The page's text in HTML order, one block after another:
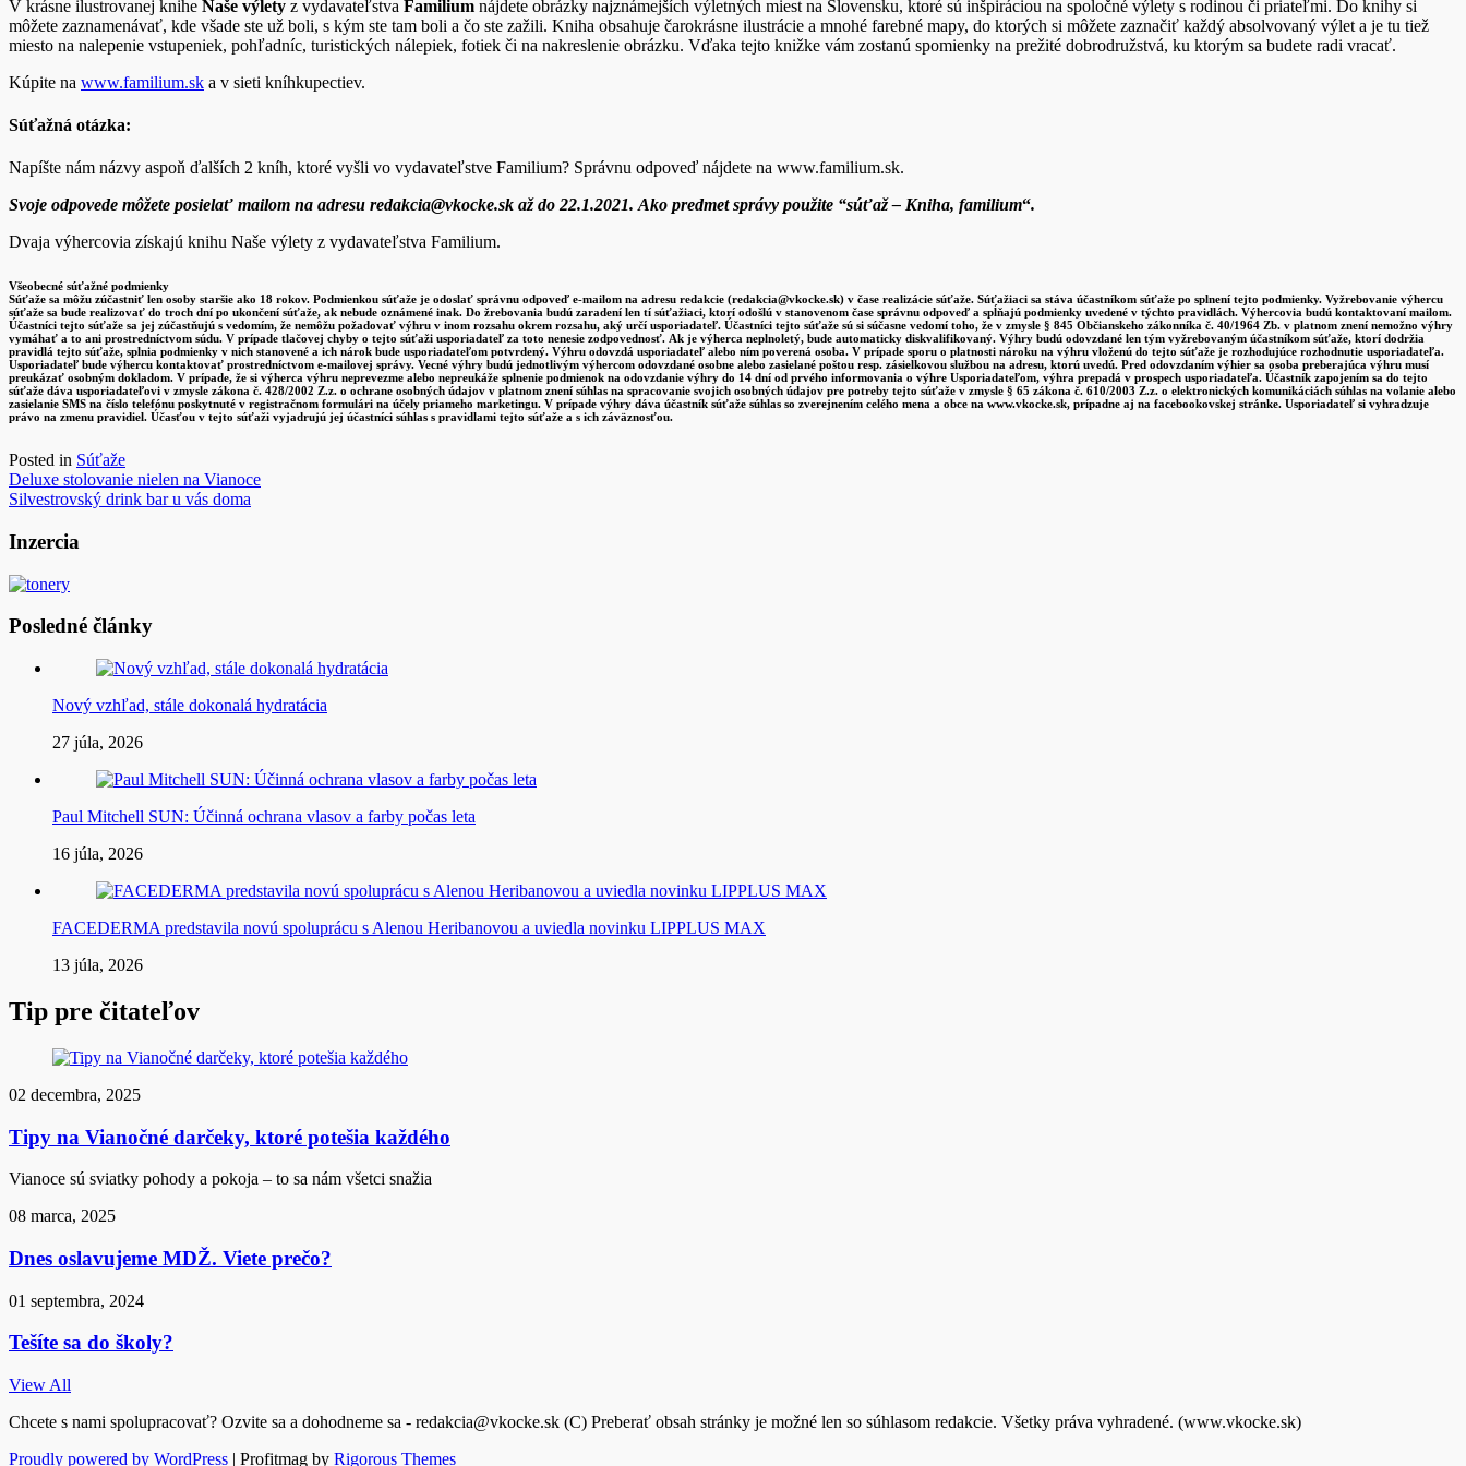
V krásne ilustrovanej knihe Naše výlety z vydavateľstva Familium nájdete obrázky najznámejších výletných miest na Slovensku, ktoré sú inšpiráciou na spoločné výlety s rodinou či priateľmi. Do knihy si
môžete zaznamenávať, kde všade ste už boli, s kým ste tam boli a čo ste zažili. Kniha obsahuje čarokrásne ilustrácie a mnohé farebné mapy, do ktorých si môžete zaznačiť každý absolvovaný výlet a je tu tiež
miesto na nalepenie vstupeniek, pohľadníc, turistických nálepiek, fotiek či na nakreslenie obrázku. Vďaka tejto knižke vám zostanú spomienky na prežité dobrodružstvá, ku ktorým sa budete radi vracať.
Kúpite na www.familium.sk a v sieti kníhkupectiev.
Súťažná otázka:
Napíšte nám názvy aspoň ďalších 2 kníh, ktoré vyšli vo vydavateľstve Familium? Správnu odpoveď nájdete na www.familium.sk.
Svoje odpovede môžete posielať mailom na adresu redakcia@vkocke.sk až do 22.1.2021. Ako predmet správy použite “súťaž – Kniha, familium“.
Dvaja výhercovia získajú knihu Naše výlety z vydavateľstva Familium.
Všeobecné súťažné podmienky
Súťaže sa môžu zúčastniť len osoby staršie ako 18 rokov. Podmienkou súťaže je odoslať správnu odpoveď e-mailom na adresu redakcie (redakcia@vkocke.sk) v čase realizácie súťaže. Súťažiaci sa stáva účastníkom súťaže po splnení tejto podmienky. Vyžrebovanie výhercu
súťaže sa bude realizovať do troch dní po ukončení súťaže, ak nebude oznámené inak. Do žrebovania budú zaradení len tí súťažiaci, ktorí odošlú v stanovenom čase správnu odpoveď a spĺňajú podmienky uvedené v týchto pravidlách. Výhercovia budú kontaktovaní mailom.
Účastníci tejto súťaže sa jej zúčastňujú s vedomím, že nemôžu požadovať výhru v inom rozsahu okrem rozsahu, aký určí usporiadateľ. Účastníci tejto súťaže sú si súčasne vedomí toho, že v zmysle § 845 Občianskeho zákonníka č. 40/1964 Zb. v platnom znení nemožno výhry
vymáhať a to ani prostredníctvom súdu. V prípade tlačovej chyby o tejto súťaži usporiadateľ za toto nenesie zodpovednosť. Ak je výherca neplnoletý, bude automaticky diskvalifikovaný. Výhry budú odovzdané len tým vyžrebovaným účastníkom súťaže, ktorí dodržia
pravidlá tejto súťaže, splnia podmienky v nich stanovené a ich nárok bude usporiadateľom potvrdený. Výhru odovzdá usporiadateľ alebo ním poverená osoba. V prípade sporu o platnosti nároku na výhru vloženú do tejto súťaže je rozhodujúce rozhodnutie usporiadateľa.
Usporiadateľ bude výhercu kontaktovať prostredníctvom e-mailovej správy. Vecné výhry budú jednotlivým výhercom odovzdané osobne alebo zasielané poštou resp. zásielkovou službou na adresu, ktorú uvedú. Pred odovzdaním výhier sa osoba preberajúca výhru musí
preukázať osobným dokladom. V prípade, že si výherca výhru neprevezme alebo nepreukáže splnenie podmienok na odovzdanie výhry do 14 dní od prvého informovania o výhre Usporiadateľom, výhra prepadá v prospech usporiadateľa. Účastník zapojením sa do tejto
súťaže dáva usporiadateľovi v zmysle zákona č. 428/2002 Z.z. o ochrane osobných údajov v platnom znení súhlas na spracovanie svojich osobných údajov pre potreby tejto súťaže v zmysle § 65 zákona č. 610/2003 Z.z. o elektronických komunikáciách súhlas na volanie alebo
zasielanie SMS na číslo telefónu poskytnuté v registračnom formulári na účely priameho marketingu. V prípade výhry dáva účastník súťaže súhlas so zverejnením celého mena a obce na www.vkocke.sk, prípadne aj na facebookovskej stránke. Usporiadateľ si vyhradzuje
právo na zmenu pravidiel. Účasťou v tejto súťaži vyjadrujú jej účastníci súhlas s pravidlami tejto súťaže a s ich záväznosťou.
Posted in Súťaže
Navigácia
v
článku
Deluxe stolovanie nielen na Vianoce
Silvestrovský drink bar u vás doma
Inzercia
Posledné články
Nový vzhľad, stále dokonalá hydratácia
27 júla, 2026
Paul Mitchell SUN: Účinná ochrana vlasov a farby počas leta
16 júla, 2026
FACEDERMA predstavila novú spoluprácu s Alenou Heribanovou a uviedla novinku LIPPLUS MAX
13 júla, 2026
Tip pre čitateľov
02 decembra, 2025
Tipy na Vianočné darčeky, ktoré potešia každého
Vianoce sú sviatky pohody a pokoja – to sa nám všetci snažia
08 marca, 2025
Dnes oslavujeme MDŽ. Viete prečo?
01 septembra, 2024
Tešíte sa do školy?
View All
Chcete s nami spolupracovať? Ozvite sa a dohodneme sa - redakcia@vkocke.sk (C) Preberať obsah stránky je možné len so súhlasom redakcie. Všetky práva vyhradené. (www.vkocke.sk)
Proudly powered by WordPress | Profitmag by Rigorous Themes